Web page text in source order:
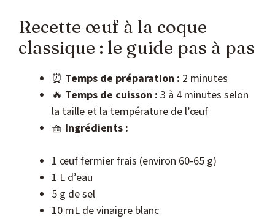
Recette œuf à la coque
classique : le guide pas à pas
⏰ Temps de préparation : 2 minutes
🔥 Temps de cuisson : 3 à 4 minutes selon
la taille et la température de l’œuf
🧺 Ingrédients :
1 œuf fermier frais (environ 60-65 g)
1 L d’eau
5 g de sel
10 mL de vinaigre blanc